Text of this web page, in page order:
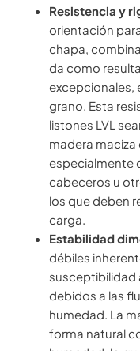
Resistencia y
orientación
chapa,
da como
excepcionales,
grano. Esta
listones LVL
madera maciza
especialmente
cabeceros u
los que deben
carga.
Estabilidad
débiles
susceptibilidad
debidos a las
humedad. La
forma natural